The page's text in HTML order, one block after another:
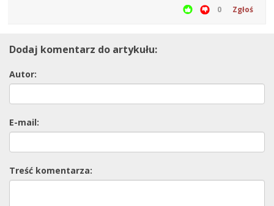
0 Zgłoś
Dodaj komentarz do artykułu:
Autor:
E-mail:
Treść komentarza: